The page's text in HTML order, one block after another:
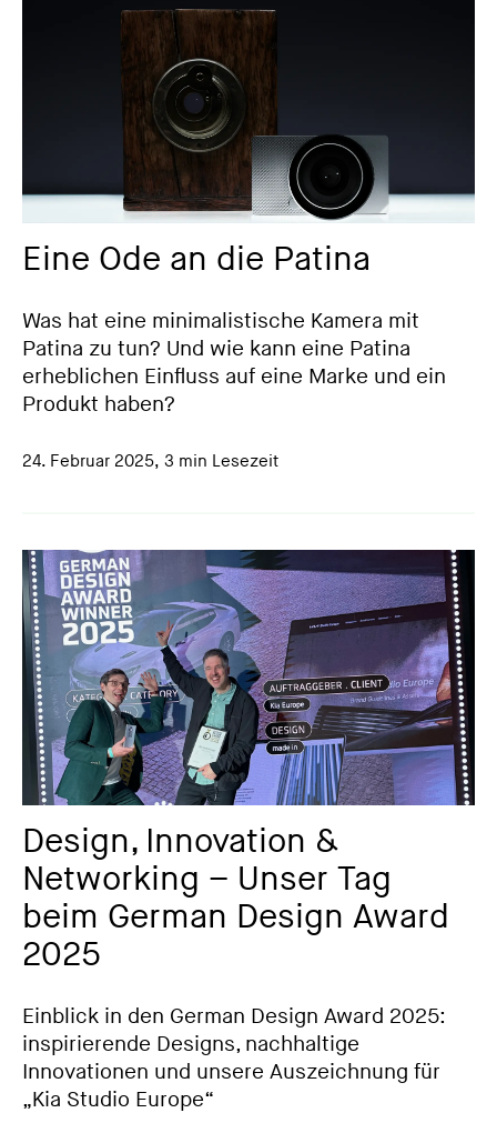
Eine Ode an die Patina
Was hat eine minimalistische Kamera mit
Patina zu tun? Und wie kann eine Patina
erheblichen Einfluss auf eine Marke und ein
Produkt haben?
24. Februar 2025, 3 min Lesezeit
Design, Innovation &
Networking – Unser Tag
beim German Design Award
2025
Einblick in den German Design Award 2025:
inspirierende Designs, nachhaltige
Innovationen und unsere Auszeichnung für
„Kia Studio Europe“